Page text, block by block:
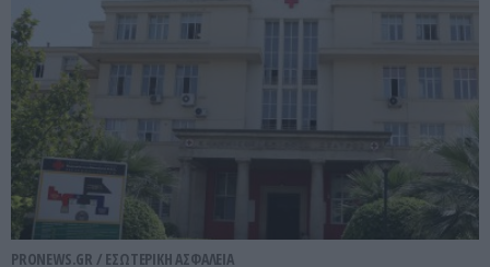
PRONEWS.GR / ΕΣΩΤΕΡΙΚΗ ΑΣΦΑΛΕΙΑ